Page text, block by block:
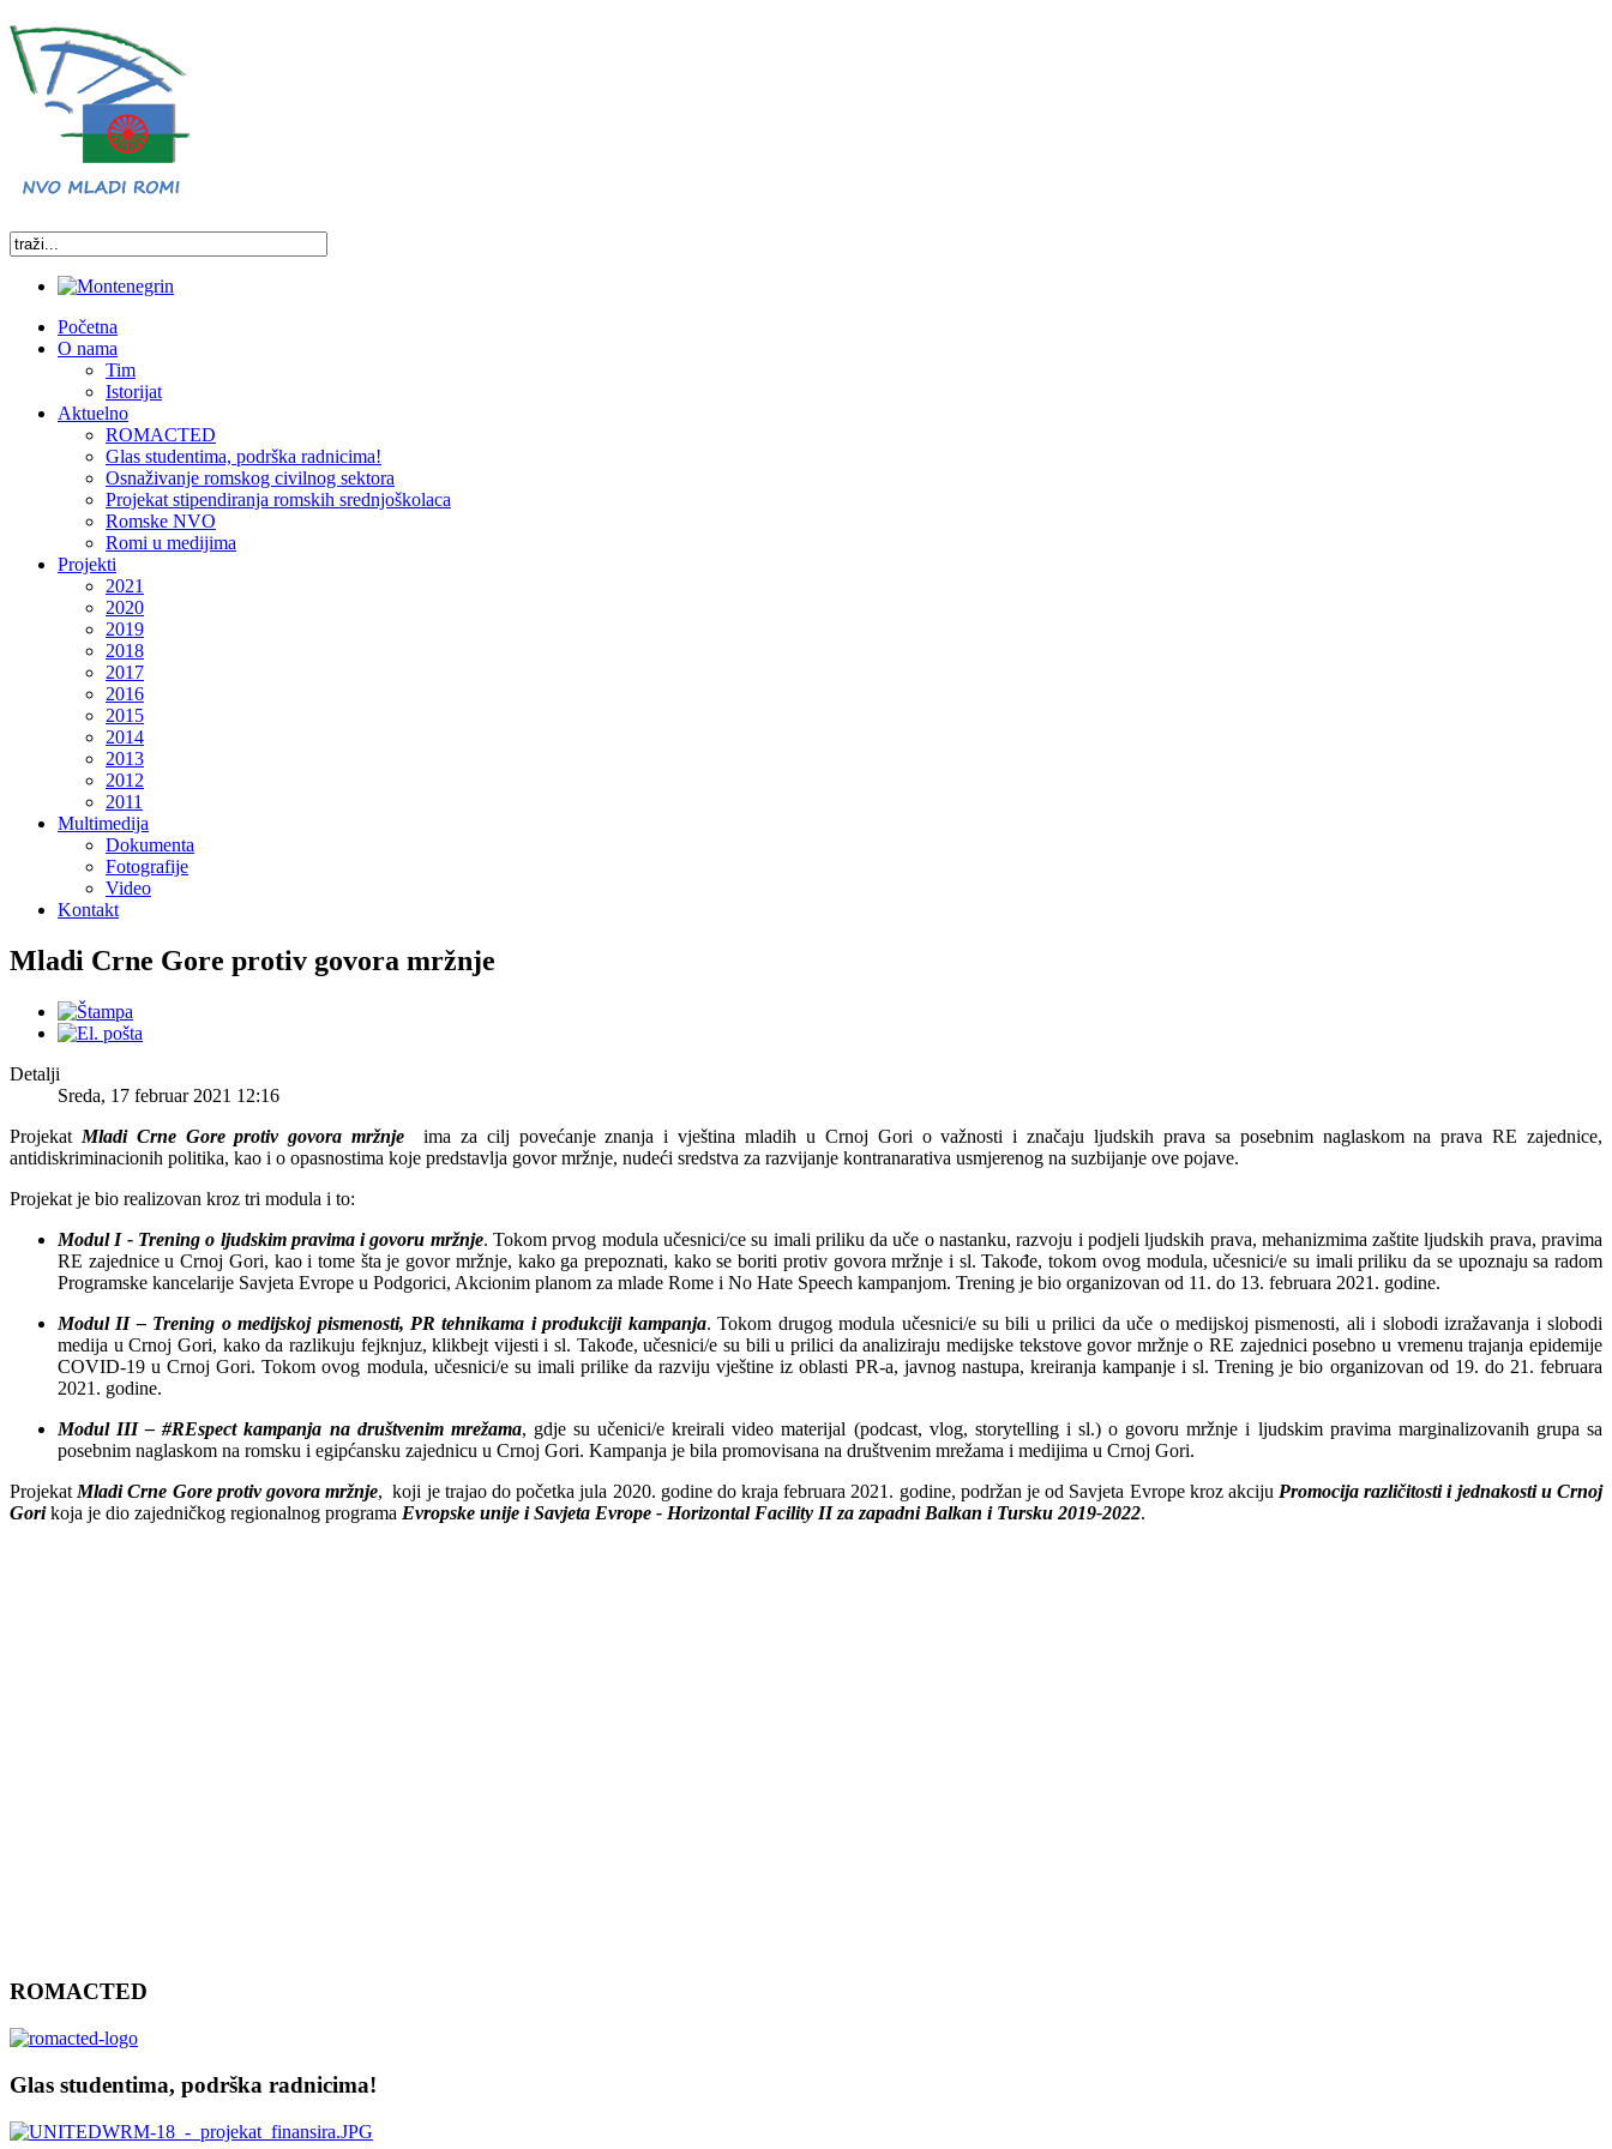
Početna
O nama
Tim
Istorijat
Aktuelno
ROMACTED
Glas studentima, podrška radnicima!
Osnaživanje romskog civilnog sektora
Projekat stipendiranja romskih srednjoškolaca
Romske NVO
Romi u medijima
Projekti
2021
2020
2019
2018
2017
2016
2015
2014
2013
2012
2011
Multimedija
Dokumenta
Fotografije
Video
Kontakt
Mladi Crne Gore protiv govora mržnje
Detalji
Sreda, 17 februar 2021 12:16
Projekat Mladi Crne Gore protiv govora mržnje ima za cilj povećanje znanja i vještina mladih u Crnoj Gori o važnosti i značaju ljudskih prava sa posebnim naglaskom na prava RE zajednice,
antidiskriminacionih politika, kao i o opasnostima koje predstavlja govor mržnje, nudeći sredstva za razvijanje kontranarativa usmjerenog na suzbijanje ove pojave.
Projekat je bio realizovan kroz tri modula i to:
Modul I - Trening o ljudskim pravima i govoru mržnje. Tokom prvog modula učesnici/ce su imali priliku da uče o nastanku, razvoju i podjeli ljudskih prava, mehanizmima zaštite ljudskih prava, pravima
RE zajednice u Crnoj Gori, kao i tome šta je govor mržnje, kako ga prepoznati, kako se boriti protiv govora mržnje i sl. Takođe, tokom ovog modula, učesnici/e su imali priliku da se upoznaju sa radom
Programske kancelarije Savjeta Evrope u Podgorici, Akcionim planom za mlade Rome i No Hate Speech kampanjom. Trening je bio organizovan od 11. do 13. februara 2021. godine.
Modul II – Trening o medijskoj pismenosti, PR tehnikama i produkciji kampanja. Tokom drugog modula učesnici/e su bili u prilici da uče o medijskoj pismenosti, ali i slobodi izražavanja i slobodi
medija u Crnoj Gori, kako da razlikuju fejknjuz, klikbejt vijesti i sl. Takođe, učesnici/e su bili u prilici da analiziraju medijske tekstove govor mržnje o RE zajednici posebno u vremenu trajanja epidemije
COVID-19 u Crnoj Gori. Tokom ovog modula, učesnici/e su imali prilike da razviju vještine iz oblasti PR-a, javnog nastupa, kreiranja kampanje i sl. Trening je bio organizovan od 19. do 21. februara
2021. godine.
Modul III – #REspect kampanja na društvenim mrežama, gdje su učenici/e kreirali video materijal (podcast, vlog, storytelling i sl.) o govoru mržnje i ljudskim pravima marginalizovanih grupa sa
posebnim naglaskom na romsku i egipćansku zajednicu u Crnoj Gori. Kampanja je bila promovisana na društvenim mrežama i medijima u Crnoj Gori.
Projekat Mladi Crne Gore protiv govora mržnje, koji je trajao do početka jula 2020. godine do kraja februara 2021. godine, podržan je od Savjeta Evrope kroz akciju Promocija različitosti i jednakosti u Crnoj
Gorikoja je dio zajedničkog regionalnog programa Evropske unije i Savjeta Evrope - Horizontal Facility II za zapadni Balkan i Tursku 2019-2022.
ROMACTED
Glas studentima, podrška radnicima!